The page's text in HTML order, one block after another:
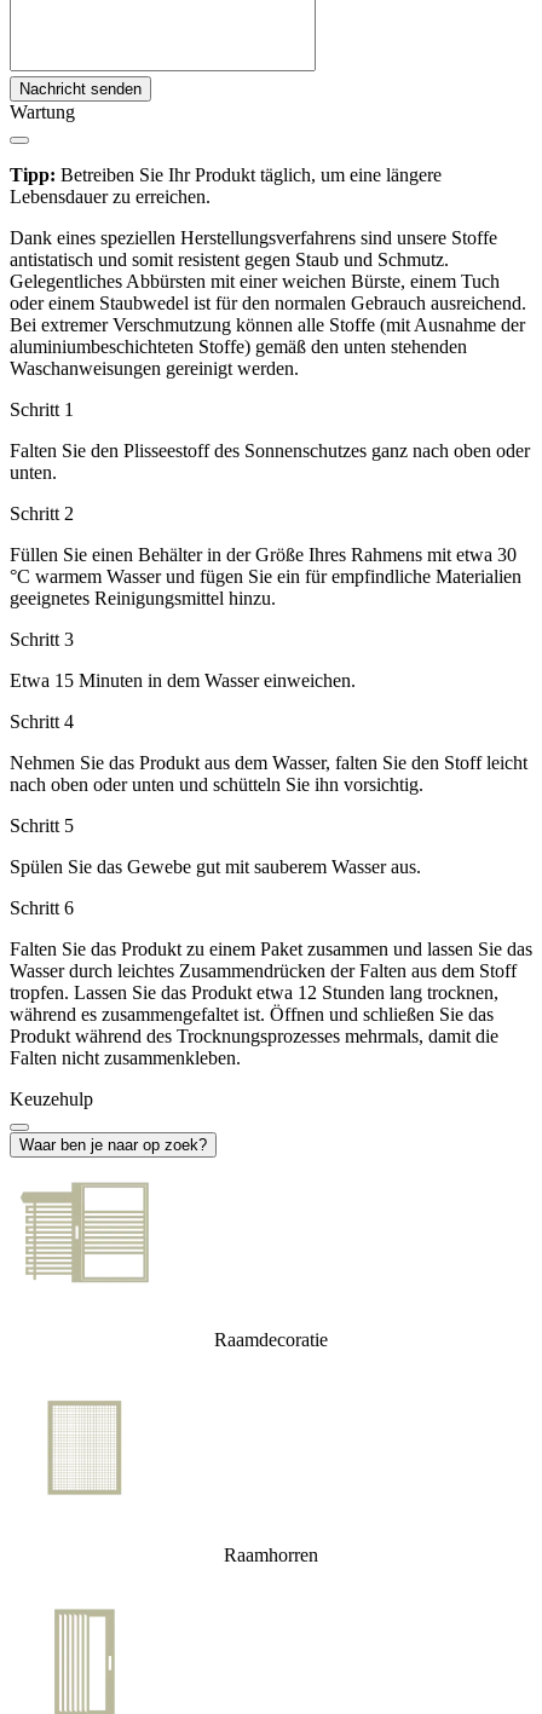
Nachricht senden
Wartung
Tipp: Betreiben Sie Ihr Produkt täglich, um eine längere
Lebensdauer zu erreichen.
Dank eines speziellen Herstellungsverfahrens sind unsere Stoffe
antistatisch und somit resistent gegen Staub und Schmutz.
Gelegentliches Abbürsten mit einer weichen Bürste, einem Tuch
oder einem Staubwedel ist für den normalen Gebrauch ausreichend.
Bei extremer Verschmutzung können alle Stoffe (mit Ausnahme der
aluminiumbeschichteten Stoffe) gemäß den unten stehenden
Waschanweisungen gereinigt werden.
Schritt 1
Falten Sie den Plisseestoff des Sonnenschutzes ganz nach oben oder
unten.
Schritt 2
Füllen Sie einen Behälter in der Größe Ihres Rahmens mit etwa 30
°C warmem Wasser und fügen Sie ein für empfindliche Materialien
geeignetes Reinigungsmittel hinzu.
Schritt 3
Etwa 15 Minuten in dem Wasser einweichen.
Schritt 4
Nehmen Sie das Produkt aus dem Wasser, falten Sie den Stoff leicht
nach oben oder unten und schütteln Sie ihn vorsichtig.
Schritt 5
Spülen Sie das Gewebe gut mit sauberem Wasser aus.
Schritt 6
Falten Sie das Produkt zu einem Paket zusammen und lassen Sie das
Wasser durch leichtes Zusammendrücken der Falten aus dem Stoff
tropfen. Lassen Sie das Produkt etwa 12 Stunden lang trocknen,
während es zusammengefaltet ist. Öffnen und schließen Sie das
Produkt während des Trocknungsprozesses mehrmals, damit die
Falten nicht zusammenkleben.
Keuzehulp
Waar ben je naar op zoek?
Raamdecoratie
Raamhorren